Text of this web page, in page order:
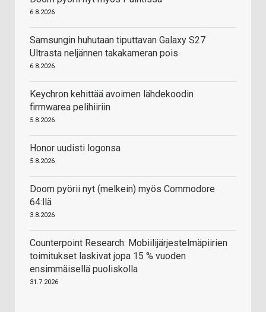
6.8.2026
Samsungin huhutaan tiputtavan Galaxy S27
Ultrasta neljännen takakameran pois
6.8.2026
Keychron kehittää avoimen lähdekoodin
firmwarea pelihiiriin
5.8.2026
Honor uudisti logonsa
5.8.2026
Doom pyörii nyt (melkein) myös Commodore
64:llä
3.8.2026
Counterpoint Research: Mobiilijärjestelmäpiirien
toimitukset laskivat jopa 15 % vuoden
ensimmäisellä puoliskolla
31.7.2026